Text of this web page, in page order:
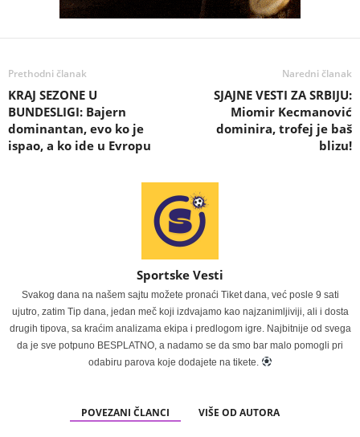
Prethodni članak
KRAJ SEZONE U
BUNDESLIGI: Bajern
dominantan, evo ko je
ispao, a ko ide u Evropu
Naredni članak
SJAJNE VESTI ZA SRBIJU:
Miomir Kecmanović
dominira, trofej je baš
blizu!
Sportske Vesti
Svakog dana na našem sajtu možete pronaći Tiket dana, već posle 9 sati
ujutro, zatim Tip dana, jedan meč koji izdvajamo kao najzanimljiviji, ali i dosta
drugih tipova, sa kraćim analizama ekipa i predlogom igre. Najbitnije od svega
da je sve potpuno BESPLATNO, a nadamo se da smo bar malo pomogli pri
odabiru parova koje dodajete na tikete.
POVEZANI ČLANCI VIŠE OD AUTORA